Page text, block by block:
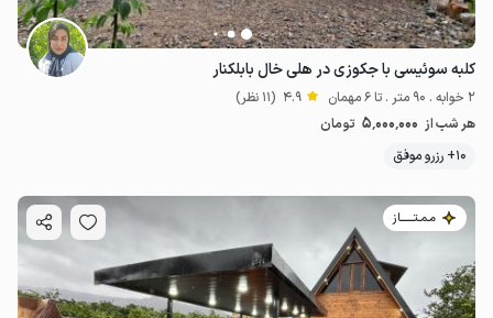
کلبه سوئیسی با جکوزی در هلی خال بابلکنار
2 خوابه . 90 متر . تا 6 مهمان 4.9 (11 نظر)
هر شب از 5٬000٬000 تومان
10+ رزرو موفق
مـمـتــــــاز